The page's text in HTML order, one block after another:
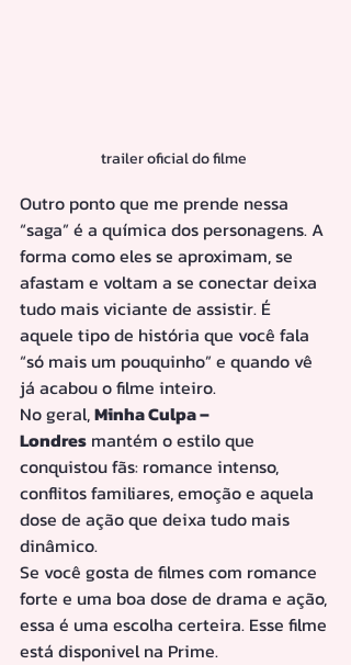
trailer oficial do filme
Outro ponto que me prende nessa
“saga” é a química dos personagens. A
forma como eles se aproximam, se
afastam e voltam a se conectar deixa
tudo mais viciante de assistir. É
aquele tipo de história que você fala
“só mais um pouquinho” e quando vê
já acabou o filme inteiro.
No geral, Minha Culpa –
Londres mantém o estilo que
conquistou fãs: romance intenso,
conflitos familiares, emoção e aquela
dose de ação que deixa tudo mais
dinâmico.
Se você gosta de filmes com romance
forte e uma boa dose de drama e ação,
essa é uma escolha certeira. Esse filme
está disponivel na Prime.